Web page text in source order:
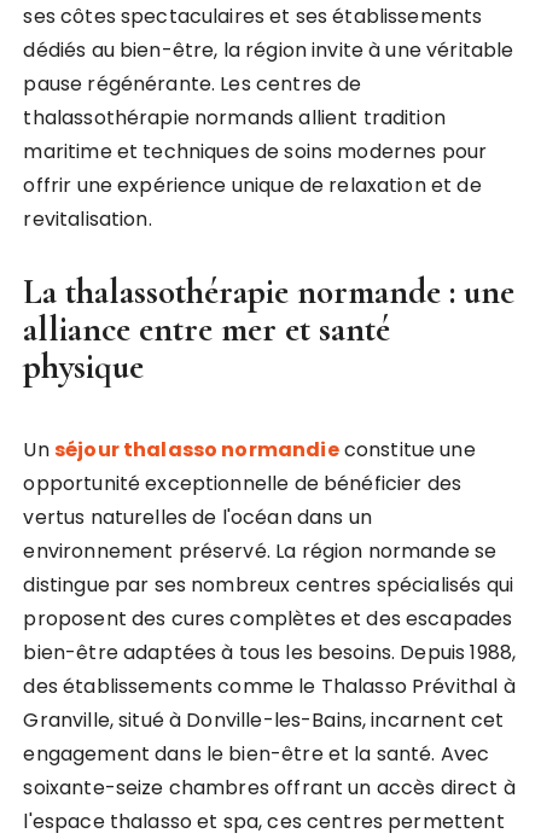
ses côtes spectaculaires et ses établissements
dédiés au bien-être, la région invite à une véritable
pause régénérante. Les centres de
thalassothérapie normands allient tradition
maritime et techniques de soins modernes pour
offrir une expérience unique de relaxation et de
revitalisation.
La thalassothérapie normande : une
alliance entre mer et santé
physique
Unséjour thalasso normandieconstitue une
opportunité exceptionnelle de bénéficier des
vertus naturelles de l'océan dans un
environnement préservé. La région normande se
distingue par ses nombreux centres spécialisés qui
proposent des cures complètes et des escapades
bien-être adaptées à tous les besoins. Depuis 1988,
des établissements comme le Thalasso Prévithal à
Granville, situé à Donville-les-Bains, incarnent cet
engagement dans le bien-être et la santé. Avec
soixante-seize chambres offrant un accès direct à
l'espace thalasso et spa, ces centres permettent